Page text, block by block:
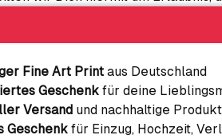
Fine Art Printaus Deutschland
Geschenkfür deine
Versandund nachhaltige
Geschenkfür Einzug, Hochzeit,